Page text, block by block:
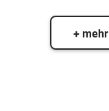
+